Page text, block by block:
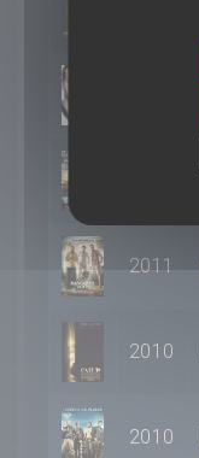
2011
2010
2010